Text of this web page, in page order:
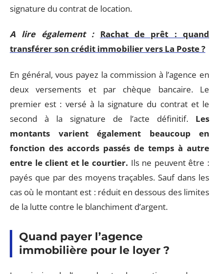
signature du contrat de location.
A lire également :
Rachat de prêt : quand
transférer son crédit immobilier vers La Poste ?
En général, vous payez la commission à l’agence en
deux versements et par chèque bancaire. Le
premier est : versé à la signature du contrat et le
second à la signature de l’acte définitif. Les
montants varient également beaucoup en
fonction des accords passés de temps à autre
entre le client et le courtier. Ils ne peuvent être :
payés que par des moyens traçables. Sauf dans les
cas où le montant est : réduit en dessous des limites
de la lutte contre le blanchiment d’argent.
Quand payer l’agence
immobilière pour le loyer ?